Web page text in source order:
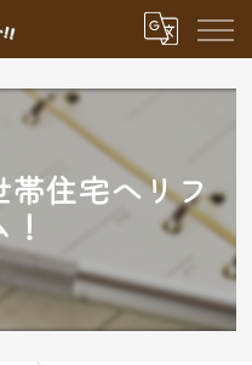
住宅へリフ